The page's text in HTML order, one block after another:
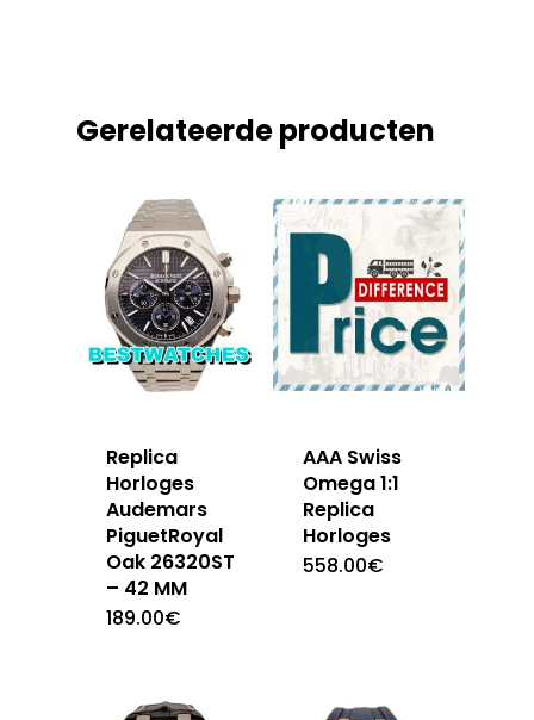
Gerelateerde producten
Replica
Horloges
Audemars
PiguetRoyal
Oak 26320ST
– 42 MM
189.00€
AAA Swiss
Omega 1:1
Replica
Horloges
558.00€